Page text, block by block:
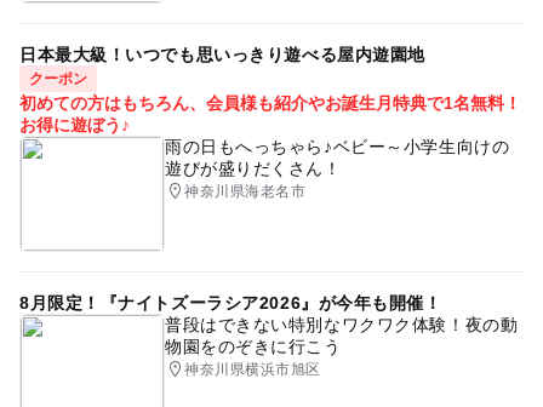
このイベントの受付は終了しました。
日本最大級！いつでも思いっきり遊べる屋内遊園地
クーポン
初めての方はもちろん、会員様も紹介やお誕生月特典で1名無料！
お得に遊ぼう♪
雨の日もへっちゃら♪ベビー～小学生向けの
遊びが盛りだくさん！
神奈川県海老名市
8月限定！『ナイトズーラシア2026』が今年も開催！
普段はできない特別なワクワク体験！夜の動
物園をのぞきに行こう
神奈川県横浜市旭区